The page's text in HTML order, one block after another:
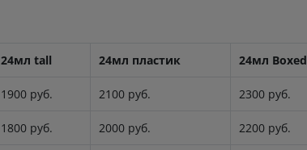
24мл tall 24мл пластик 24мл Boxed
1900 руб. 2100 руб. 2300 руб.
1800 руб. 2000 руб. 2200 руб.